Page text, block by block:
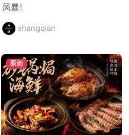
风暴！
shangqian
原创